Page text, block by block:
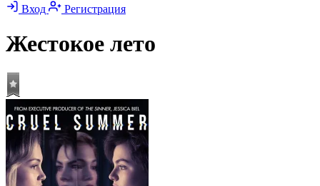
Вход
Регистрация
Жестокое лето